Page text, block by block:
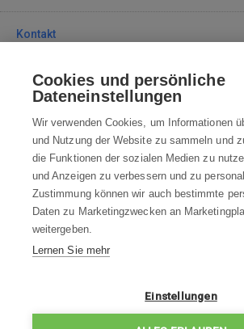
Kontakt
Kontaktieren Sie uns
info@robotworld.de
+49 25 197 159 962 Mo-Fr
ALLE KONTAKTE
WIDERRUFSBELEHRUNG
DATENSCHUTZERKLÄRUNG
Cookies und persönliche
Dateneinstellungen
Wir verwenden Cookies, um Informationen
und Nutzung der Website zu sammeln und
die Funktionen der sozialen Medien zu
und Anzeigen zu verbessern und zu
Zustimmung können wir auch bestimmte
Daten zu Marketingzwecken an
weitergeben.
Lernen Sie mehr
Einstellungen